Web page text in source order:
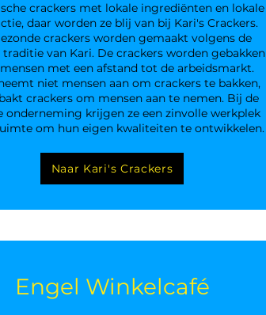
crackers met lokale ingrediënten en lokale
daar worden ze blij van bij Kari's Crackers.
crackers worden gemaakt volgens de
traditie van Kari.​ De crackers worden gebakken
met een afstand tot de arbeidsmarkt.
niet mensen aan om crackers te bakken,
crackers om mensen aan te nemen. Bij de
onderneming krijgen ze een zinvolle werkplek
om hun eigen kwaliteiten te ontwikkelen.
Naar Kari's Crackers
Engel Winkelcafé